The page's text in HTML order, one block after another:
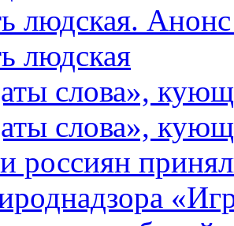
людская.
людская
слова»,
слова»,
россиян